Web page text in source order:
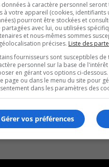
données à caractère personnel
à votre appareil (cookies, identifiants
pourront être stockées et
partagées avec lui, ou utilisées
et nous-mêmes sommes
précises. Liste des
fournisseurs sont susceptibles
personnel sur la base de
en gérant vos options ci-dessous.
page ou dans le menu du site pour
dans les paramètres des
Gérer vos préférences